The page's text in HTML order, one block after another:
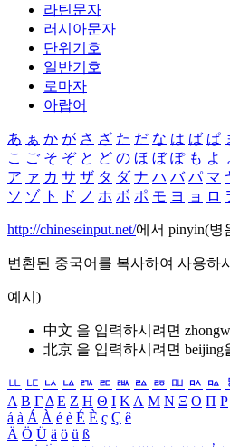
라틴문자
러시아문자
단위기호
일반기호
로마자
아랍어
あ ぁ か が さ ざ た だ な は ば ぱ
こ ご そ ぞ と ど の ほ ぼ ぽ も よ
ア ァ カ サ ザ タ ダ ナ ハ バ パ マ
ソ ゾ ト ド ノ ホ ボ ポ モ ヨ ョ ロ
http://chineseinput.net/에서 pinyin(병
변환된 중국어를 복사하여 사용하
예시)
中文 을 입력하시려면
北京 을 입력하시려면 beijing
ㅥ ㅦ ㅧ ㅨ ㅩ ㅪ ㅫ ㅬ ㅭ ㅮ ㅯ ㅰ
Α Β ΓΔ Ε Ζ Η Θ Ι ΚΛ Μ Ν Ξ Ο Π Ρ
á à Á À é è É È ç Ç ê
Ä Ö Ü ä ö ü ß